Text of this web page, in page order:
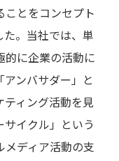
ことをコンセプト
。当社では、単
的に企業の活動に
ンバサダー」と
ィング活動を見
イクル」という
メディア活動の支